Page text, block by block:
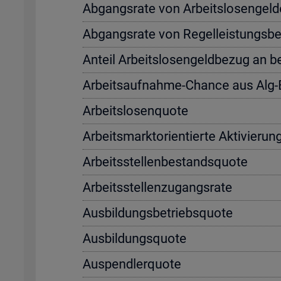
Ab­gangs­ra­te von
Ab­gangs­ra­te von
An­teil Ar­beits­lo­sen­geld­be­zug an
Ar­beits­auf­nah­me-Chan­ce aus Alg-
Ar­beits­lo­sen­quo­te
Ar­beits­markt­ori­en­tier­te
Ar­beits­stel­len­be­stands­quo­te
Ar­beits­stel­len­zu­gangs­ra­te
Aus­bil­dungs­be­triebs­quo­te
Aus­bil­dungs­quo­te
Aus­pend­ler­quo­te